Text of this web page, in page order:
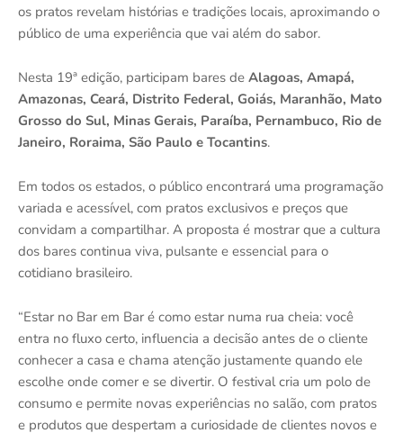
os pratos revelam histórias e tradições locais, aproximando o
público de uma experiência que vai além do sabor.
Nesta 19ª edição, participam bares de Alagoas, Amapá,
Amazonas, Ceará, Distrito Federal, Goiás, Maranhão, Mato
Grosso do Sul, Minas Gerais, Paraíba, Pernambuco, Rio de
Janeiro, Roraima, São Paulo e Tocantins.
Em todos os estados, o público encontrará uma programação
variada e acessível, com pratos exclusivos e preços que
convidam a compartilhar. A proposta é mostrar que a cultura
dos bares continua viva, pulsante e essencial para o
cotidiano brasileiro.
“Estar no Bar em Bar é como estar numa rua cheia: você
entra no fluxo certo, influencia a decisão antes de o cliente
conhecer a casa e chama atenção justamente quando ele
escolhe onde comer e se divertir. O festival cria um polo de
consumo e permite novas experiências no salão, com pratos
e produtos que despertam a curiosidade de clientes novos e